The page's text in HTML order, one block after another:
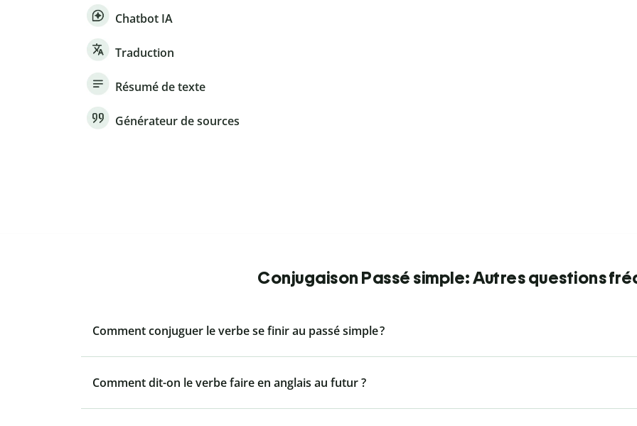
Chatbot IA
Traduction
Résumé de texte
Générateur de sources
Conjugaison Passé simple: Autres questions
Comment conjuguer le verbe se finir au passé simple ?
Comment dit-on le verbe faire en anglais au futur ?